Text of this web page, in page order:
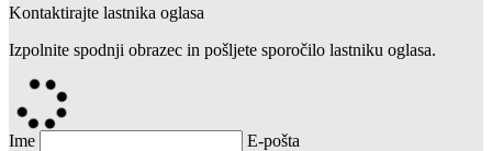
Kontaktirajte lastnika oglasa
Izpolnite spodnji obrazec in pošljete sporočilo lastniku oglasa.
Ime E-pošta